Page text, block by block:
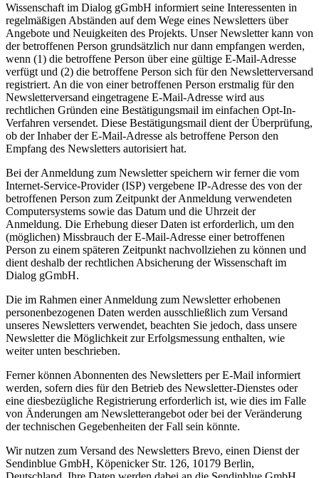
Wissenschaft im Dialog gGmbH informiert seine Interessenten in
regelmäßigen Abständen auf dem Wege eines Newsletters über
Angebote und Neuigkeiten des Projekts. Unser Newsletter kann von
der betroffenen Person grundsätzlich nur dann empfangen werden,
wenn (1) die betroffene Person über eine gültige E-Mail-Adresse
verfügt und (2) die betroffene Person sich für den Newsletterversand
registriert. An die von einer betroffenen Person erstmalig für den
Newsletterversand eingetragene E-Mail-Adresse wird aus
rechtlichen Gründen eine Bestätigungsmail im einfachen Opt-In-
Verfahren versendet. Diese Bestätigungsmail dient der Überprüfung,
ob der Inhaber der E-Mail-Adresse als betroffene Person den
Empfang des Newsletters autorisiert hat.
Bei der Anmeldung zum Newsletter speichern wir ferner die vom
Internet-Service-Provider (ISP) vergebene IP-Adresse des von der
betroffenen Person zum Zeitpunkt der Anmeldung verwendeten
Computersystems sowie das Datum und die Uhrzeit der
Anmeldung. Die Erhebung dieser Daten ist erforderlich, um den
(möglichen) Missbrauch der E-Mail-Adresse einer betroffenen
Person zu einem späteren Zeitpunkt nachvollziehen zu können und
dient deshalb der rechtlichen Absicherung der Wissenschaft im
Dialog gGmbH.
Die im Rahmen einer Anmeldung zum Newsletter erhobenen
personenbezogenen Daten werden ausschließlich zum Versand
unseres Newsletters verwendet, beachten Sie jedoch, dass unsere
Newsletter die Möglichkeit zur Erfolgsmessung enthalten, wie
weiter unten beschrieben.
Ferner können Abonnenten des Newsletters per E-Mail informiert
werden, sofern dies für den Betrieb des Newsletter-Dienstes oder
eine diesbezügliche Registrierung erforderlich ist, wie dies im Falle
von Änderungen am Newsletterangebot oder bei der Veränderung
der technischen Gegebenheiten der Fall sein könnte.
Wir nutzen zum Versand des Newsletters Brevo, einen Dienst der
Sendinblue GmbH, Köpenicker Str. 126, 10179 Berlin,